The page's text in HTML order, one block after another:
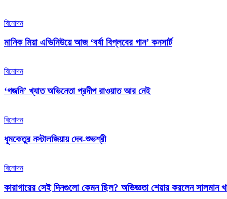
বিনোদন
মানিক মিয়া এভিনিউয়ে আজ ‘বর্ষা বিপ্লবের গান’ কনসার্ট
বিনোদন
‘গজনি’ খ্যাত অভিনেতা প্রদীপ রাওয়াত আর নেই
বিনোদন
ধূমকেতুর নস্টালজিয়ায় দেব-শুভশ্রী
বিনোদন
কারাগারের সেই দিনগুলো কেমন ছিল? অভিজ্ঞতা শেয়ার করলেন সালমান